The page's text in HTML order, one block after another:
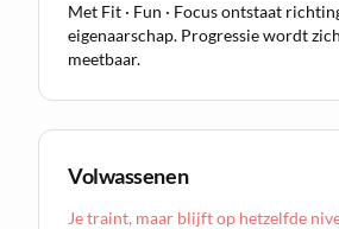
Met Fit · Fun · Focus ontstaat
eigenaarschap. Progressie wordt
meetbaar.
Volwassenen
Je traint, maar blijft op hetzelfde